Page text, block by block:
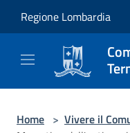
Regione Lombardia
Home > Vivere il